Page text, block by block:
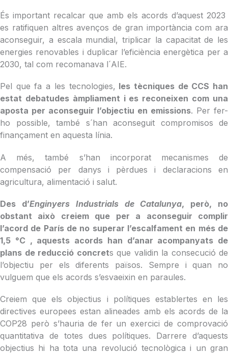
És important recalcar que amb els acords d’aquest 2023
es ratifiquen altres avenços de gran importància com ara
aconseguir, a escala mundial, triplicar la capacitat de les
energies renovables i duplicar l’eficiència energètica per a
2030, tal com recomanava l´AIE.
Pel que fa a les tecnologies, les tècniques de CCS han
estat debatudes àmpliament i es reconeixen com una
aposta per aconseguir l’objectiu en emissions. Per fer-
ho possible, també s´han aconseguit compromisos de
finançament en aquesta línia.
A més, també s’han incorporat mecanismes de
compensació per danys i pèrdues i declaracions en
agricultura, alimentació i salut.
Des d’Enginyers Industrials de Catalunya, però, no
obstant això creiem que per a aconseguir complir
l’acord de París de no superar l’escalfament en més de
1,5 °C , aquests acords han d’anar acompanyats de
plans de reducció concrets que validin la consecució de
l’objectiu per els diferents països. Sempre i quan no
vulguem que els acords s’esvaeixin en paraules.
Creiem que els objectius i polítiques establertes en les
directives europees estan alineades amb els acords de la
COP28 però s’hauria de fer un exercici de comprovació
quantitativa de totes dues polítiques. Darrere d’aquests
objectius hi ha tota una revolució tecnològica i un gran